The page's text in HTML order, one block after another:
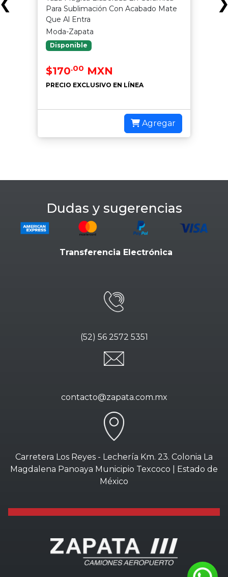
Para Sublimación Con Acabado Mate
Que Al Entra
Moda-Zapata
Disponible
$170.00 MXN
PRECIO EXCLUSIVO EN LÍNEA
Agregar
Dudas y sugerencias
Transferencia Electrónica
(52) 56 2572 5351
contacto@zapata.com.mx
Carretera Los Reyes - Lechería Km. 23. Colonia La
Magdalena Panoaya Municipio Texcoco | Estado de
México